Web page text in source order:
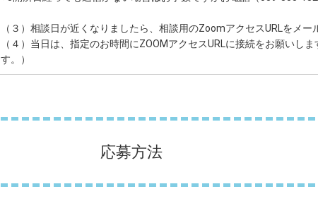
（３）相談日が近くなりましたら、相談用のZoomアクセスURLをメー
（４）当日は、指定のお時間にZOOMアクセスURLに接続をお願いし
す。）
応募方法